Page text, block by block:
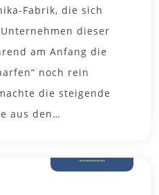
Fabrik, die sich
dieser
am Anfang die
noch rein
die steigende
aus den…